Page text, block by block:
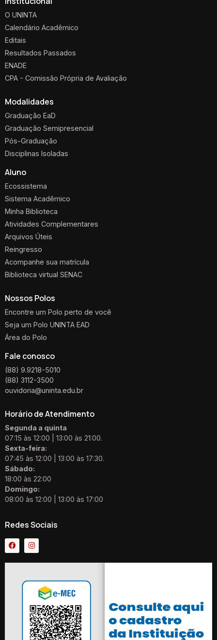
O UNINTA
Calendário Acadêmico
Editais
Resultados Passados
ENADE
CPA - Comissão Própria de Avaliação
Modalidades
Graduação EaD
Graduação Semipresencial
Pós-Graduação
Disciplinas Isoladas
Aluno
Ecossistema
Sistema Acadêmico
Minha Biblioteca
Atividades Complementares
Arquivos Úteis
Reingresso
Acompanhe sua matrícula
Biblioteca virtual SENAC
Nossos Polos
Encontre um Polo perto de você
Seja um Polo UNINTA EAD
Área do Polo
Fale conosco
(88) 9.9218-5010
(88) 3112-3500
ouvidoria@uninta.edu.br
Horário de Atendimento
Segunda a quinta
07:15 às 12:00 | 13:00 às 21:00.
Sexta-feira:
07:45 às 12:00 | 13:00 às 17:30.
Sábado:
18:00 às 22:00
Domingo:
08:00 às 12:00 | 13:00 às 17:00
Redes Sociais